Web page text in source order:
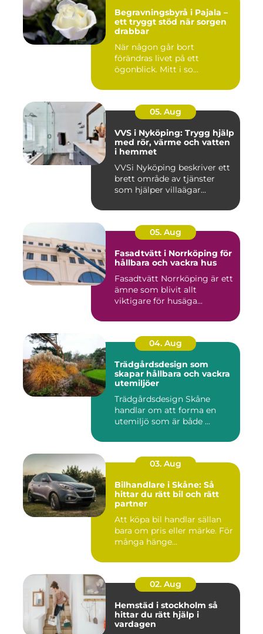
Begravningsbyrå i Pajala –
ett tryggt stöd när sorgen
drabbar
När någon går bort
förändras livet på ett
ögonblick. Mitt i so...
05. Aug
VVS i Nyköping: Trygg hjälp
med rör, värme och vatten
i hemmet
VVSi Nyköping beskriver ett
brett område av tjänster
som hjälper villaägar...
05. Aug
Fasadtvätt i Norrköping för
hållbara och vackra hus
Fasadtvätt Norrköping är ett
ämne som blivit allt
viktigare för husäga...
04. Aug
Trädgårdsdesign som
skapar hållbara och vackra
utemiljöer
Trädgårdsdesign Skåne
handlar om att forma en
utemiljö som är både ...
03. Aug
Bilhandlare i Skåne: Så
hittar du rätt bil och rätt
partner
Att köpa bil handlar sällan
bara om pris eller märke. För
många hänge...
02. Aug
Hemstäd i stockholm så
hittar du rätt hjälp i
vardagen